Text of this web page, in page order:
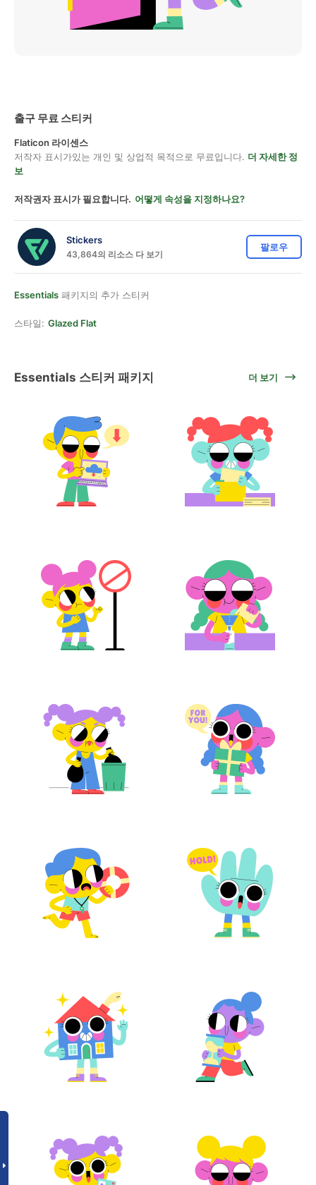
출구 무료 스티커
Flaticon 라이센스
저작자 표시가있는 개인 및 상업적 목적으로 무료입니다. 더 자세한 정
보
저작권자 표시가 필요합니다. 어떻게 속성을 지정하나요?
Stickers
43,864의 리소스 다 보기
팔로우
Essentials 패키지의 추가 스티커
스타일: Glazed Flat
Essentials 스티커 패키지 더 보기